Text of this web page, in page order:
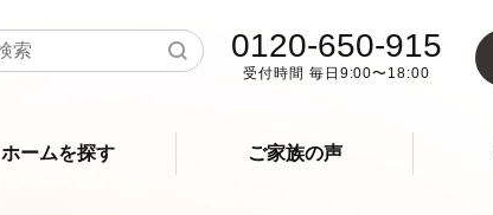
0120-650-915
受付時間 毎日9:00〜18:00
ホームを探す ご家族の声